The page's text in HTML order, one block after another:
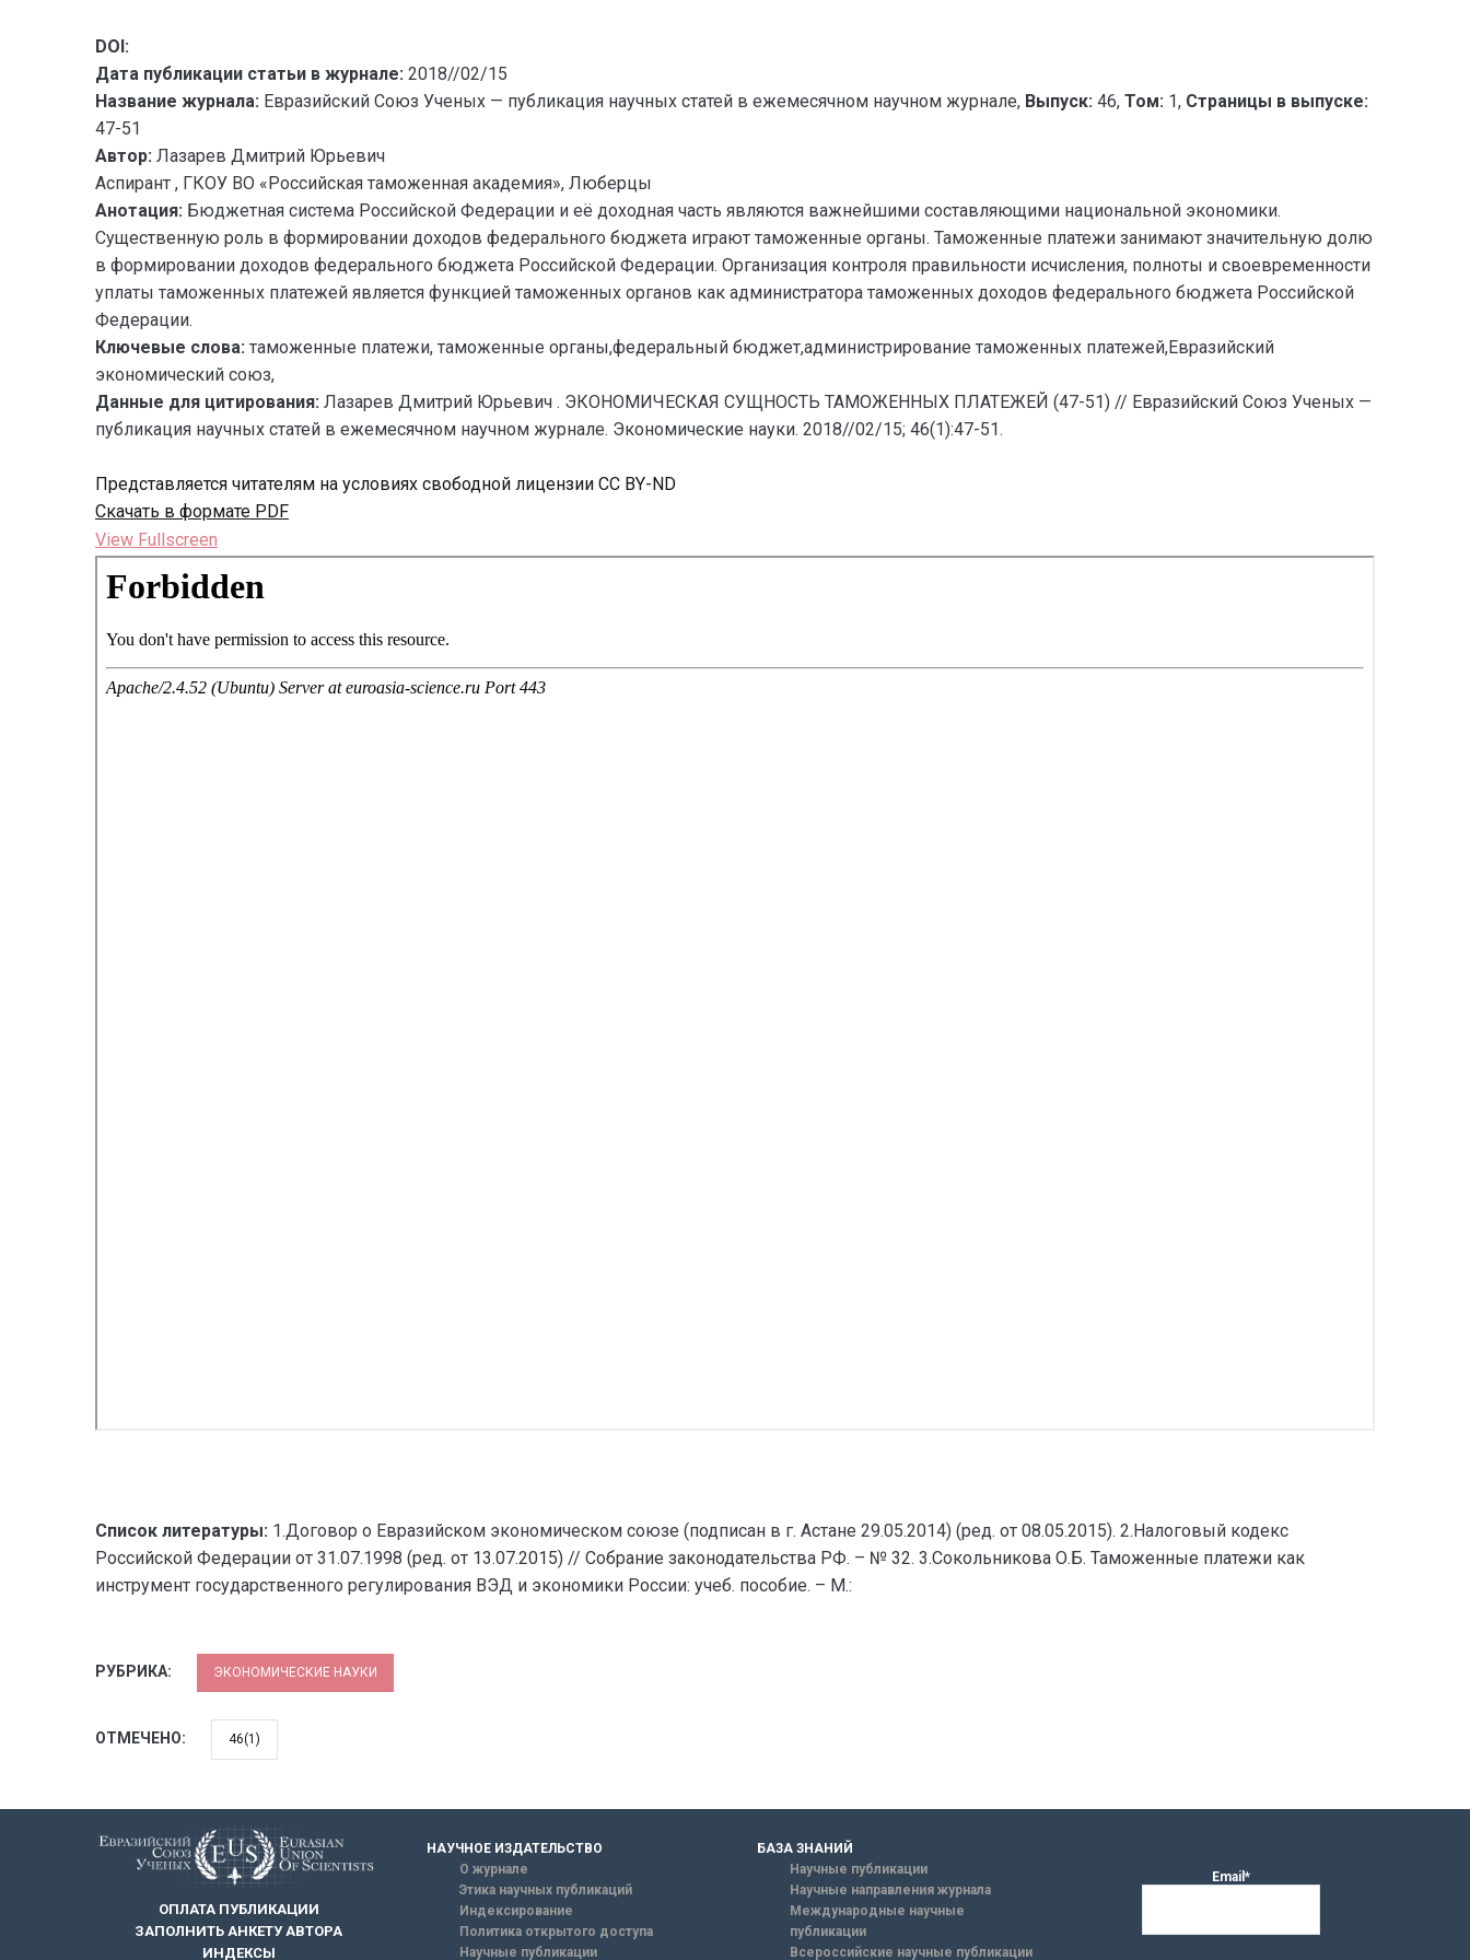
DOI:
Дата публикации статьи в журнале: 2018//02/15
Название журнала: Евразийский Союз Ученых — публикация научных статей в ежемесячном научном журнале, Выпуск: 46, Том: 1, Страницы в выпуске:
47-51
Автор: Лазарев Дмитрий Юрьевич
Аспирант , ГКОУ ВО «Российская таможенная академия», Люберцы
Анотация: Бюджетная система Российской Федерации и её доходная часть являются важнейшими составляющими национальной экономики.
Существенную роль в формировании доходов федерального бюджета играют таможенные органы. Таможенные платежи занимают значительную долю
в формировании доходов федерального бюджета Российской Федерации. Организация контроля правильности исчисления, полноты и своевременности
уплаты таможенных платежей является функцией таможенных органов как администратора таможенных доходов федерального бюджета Российской
Федерации.
Ключевые слова: таможенные платежи, таможенные органы,федеральный бюджет,администрирование таможенных платежей,Евразийский
экономический союз,
Данные для цитирования: Лазарев Дмитрий Юрьевич . ЭКОНОМИЧЕСКАЯ СУЩНОСТЬ ТАМОЖЕННЫХ ПЛАТЕЖЕЙ (47-51) // Евразийский Союз Ученых —
публикация научных статей в ежемесячном научном журнале. Экономические науки. 2018//02/15; 46(1):47-51.
Представляется читателям на условиях свободной лицензии CC BY-ND
Скачать в формате PDF
View Fullscreen
Перейти
содержимому
Список литературы: 1.Договор о Евразийском экономическом союзе (подписан в г. Астане 29.05.2014) (ред. от 08.05.2015). 2.Налоговый кодекс
Российской Федерации от 31.07.1998 (ред. от 13.07.2015) // Собрание законодательства РФ. – № 32. 3.Сокольникова О.Б. Таможенные платежи как
инструмент государственного регулирования ВЭД и экономики России: учеб. пособие. – М.:
РУБРИКА: ЭКОНОМИЧЕСКИЕ НАУКИ
ОТМЕЧЕНО: 46(1)
ОПЛАТА ПУБЛИКАЦИИ
ЗАПОЛНИТЬ АНКЕТУ АВТОРА
ИНДЕКСЫ
НАУЧНОЕ ИЗДАТЕЛЬСТВО
О журнале
Этика научных публикаций
Индексирование
Политика открытого доступа
Научные публикации
БАЗА ЗНАНИЙ
Научные публикации
Научные направления журнала
Международные научные
публикации
Всероссийские научные публикации
Email*